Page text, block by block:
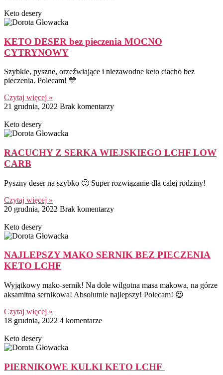
Keto desery
KETO DESER bez pieczenia MOCNO
CYTRYNOWY
Szybkie, pyszne, orzeźwiające i niezawodne keto ciacho bez
pieczenia. Polecam! 💛
Czytaj więcej »
21 grudnia, 2022 Brak komentarzy
Keto desery
RACUCHY Z SERKA WIEJSKIEGO LCHF LOW
CARB
Pyszny deser na szybko 🙂 Super rozwiązanie dla całej rodziny!
Czytaj więcej »
20 grudnia, 2022 Brak komentarzy
Keto desery
NAJLEPSZY MAKO SERNIK BEZ PIECZENIA
KETO LCHF
Wyjątkowy mako-sernik! Na dole wilgotna masa makowa, na górze
aksamitna sernikowa! Absolutnie najlepszy! Polecam! 😍
Czytaj więcej »
18 grudnia, 2022 4 komentarze
Keto desery
PIERNIKOWE KULKI KETO LCHF